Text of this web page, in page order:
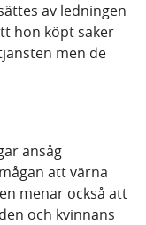
av ledningen
hon köpt saker
men de
ansåg
att värna
menar också att
och kvinnans